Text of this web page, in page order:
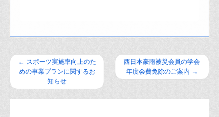
← スポーツ実施率向上のた
めの事業プランに関するお
知らせ
西日本豪雨被災会員の学会
年度会費免除のご案内 →